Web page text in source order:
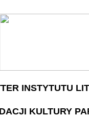
INSTYTUTU
KULTURY